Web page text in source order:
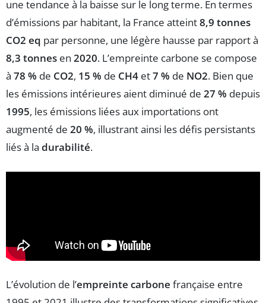
une tendance à la baisse sur le long terme. En termes
d’émissions par habitant, la France atteint8,9 tonnes
CO2 eq par personne, une légère hausse par rapport à
8,3 tonnes en 2020. L’empreinte carbone se compose
à 78 % de CO2, 15 % de CH4 et7 % de NO2. Bien que
les émissions intérieures aient diminué de 27 % depuis
1995, les émissions liées aux importations ont
augmenté de 20 %, illustrant ainsi les défis persistants
liés à la durabilité.
L’évolution de l’empreinte carbone française entre